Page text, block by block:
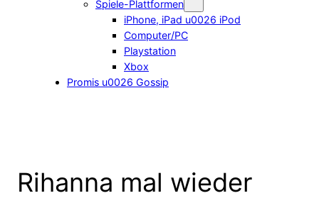
Spiele-Plattformen
iPhone, iPad u0026 iPod
Computer/PC
Playstation
Xbox
Promis u0026 Gossip
Rihanna mal wieder